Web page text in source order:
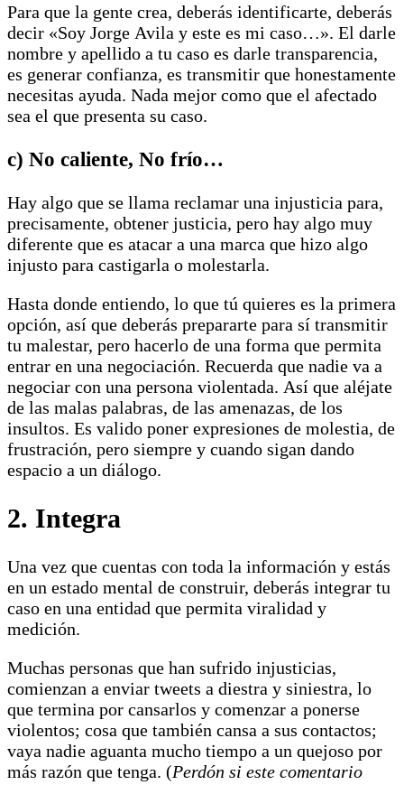
Para que la gente crea, deberás identificarte, deberás
decir «Soy Jorge Avila y este es mi caso…». El darle
nombre y apellido a tu caso es darle transparencia,
es generar confianza, es transmitir que honestamente
necesitas ayuda. Nada mejor como que el afectado
sea el que presenta su caso.
c) No caliente, No frío…
Hay algo que se llama reclamar una injusticia para,
precisamente, obtener justicia, pero hay algo muy
diferente que es atacar a una marca que hizo algo
injusto para castigarla o molestarla.
Hasta donde entiendo, lo que tú quieres es la primera
opción, así que deberás prepararte para sí transmitir
tu malestar, pero hacerlo de una forma que permita
entrar en una negociación. Recuerda que nadie va a
negociar con una persona violentada. Así que aléjate
de las malas palabras, de las amenazas, de los
insultos. Es valido poner expresiones de molestia, de
frustración, pero siempre y cuando sigan dando
espacio a un diálogo.
2. Integra
Una vez que cuentas con toda la información y estás
en un estado mental de construir, deberás integrar tu
caso en una entidad que permita viralidad y
medición.
Muchas personas que han sufrido injusticias,
comienzan a enviar tweets a diestra y siniestra, lo
que termina por cansarlos y comenzar a ponerse
violentos; cosa que también cansa a sus contactos;
vaya nadie aguanta mucho tiempo a un quejoso por
más razón que tenga. (Perdón si este comentario